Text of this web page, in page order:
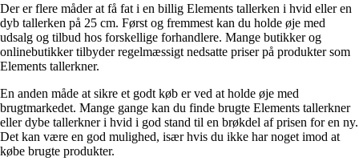
Der er flere måder at få fat i en billig Elements tallerken i hvid eller en
dyb tallerken på 25 cm. Først og fremmest kan du holde øje med
udsalg og tilbud hos forskellige forhandlere. Mange butikker og
onlinebutikker tilbyder regelmæssigt nedsatte priser på produkter som
Elements tallerkner.
En anden måde at sikre et godt køb er ved at holde øje med
brugtmarkedet. Mange gange kan du finde brugte Elements tallerkner
eller dybe tallerkner i hvid i god stand til en brøkdel af prisen for en ny.
Det kan være en god mulighed, især hvis du ikke har noget imod at
købe brugte produkter.